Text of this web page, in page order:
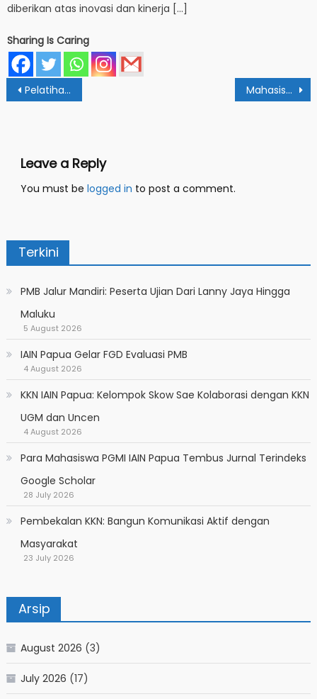
diberikan atas inovasi dan kinerja […]
Sharing Is Caring
Post
navigation
Pelatihan AMI : Auditor Internal Jaga Mutu Layanan Akademik Mahasiswa Prodi TBI IAIN Papua Presentasikan Artikel Pada Konferensi Internasional
Leave a Reply
You must be logged in to post a comment.
Terkini
PMB Jalur Mandiri: Peserta Ujian Dari Lanny Jaya Hingga
Maluku
5 August 2026
IAIN Papua Gelar FGD Evaluasi PMB
4 August 2026
KKN IAIN Papua: Kelompok Skow Sae Kolaborasi dengan KKN
UGM dan Uncen
4 August 2026
Para Mahasiswa PGMI IAIN Papua Tembus Jurnal Terindeks
Google Scholar
28 July 2026
Pembekalan KKN: Bangun Komunikasi Aktif dengan
Masyarakat
23 July 2026
Arsip
August 2026 (3)
July 2026 (17)